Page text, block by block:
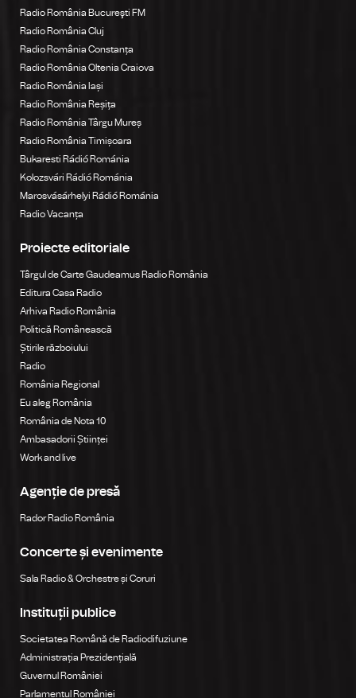
Radio România Bucureşti FM
Radio România Cluj
Radio România Constanța
Radio România Oltenia Craiova
Radio România Iași
Radio România Reșița
Radio România Târgu Mureș
Radio România Timișoara
Bukaresti Rádió Románia
Kolozsvári Rádió Románia
Marosvásárhelyi Rádió Románia
Radio Vacanța
Proiecte editoriale
Târgul de Carte Gaudeamus Radio România
Editura Casa Radio
Arhiva Radio România
Politică Românească
Știrile războiului
Radio
România Regional
Eu aleg România
România de Nota 10
Ambasadorii Științei
Work and live
Agenție de presă
Rador Radio România
Concerte și evenimente
Sala Radio & Orchestre și Coruri
Instituții publice
Societatea Română de Radiodifuziune
Administrația Prezidențială
Guvernul României
Parlamentul României